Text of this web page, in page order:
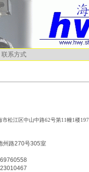
联系方式
市松江区中山中路62号第11幢1楼197
州路270号305室